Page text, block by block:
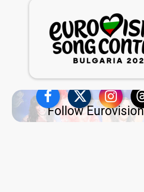
Follow